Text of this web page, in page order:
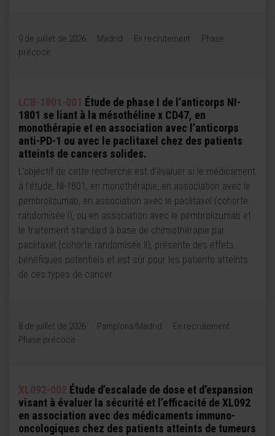
9 de juillet de 2026 Madrid En recrutement
Phase
précoce
LCB-1801-001 Étude de phase I de l’anticorps NI-
1801 se liant à la mésothéline x CD47, en
monothérapie et en association avec l’anticorps
anti-PD-1 ou avec le paclitaxel chez des patients
atteints de cancers solides.
L’objectif de cette recherche est d’évaluer si le médicament
à l’étude, NI-1801, en monothérapie, en association avec le
pembrolizumab, en association avec le paclitaxel (cohorte
randomisée I), ou en association avec le pembrolizumab et
le traitement standard à base de chimiothérapie par
paclitaxel (cohorte randomisée II), présente des effets
bénéfiques potentiels et est sûr pour les patients atteints
de ces types de cancer.
8 de juillet de 2026 Pamplona/Madrid
En recrutement
Phase précoce
XL092-002 Étude d’escalade de dose et d’expansion
visant à évaluer la sécurité et l’efficacité de XL092
en association avec des médicaments immuno-
oncologiques chez des patients atteints de tumeurs